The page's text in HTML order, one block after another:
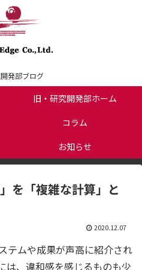
発部ブログ
旧・研究開発部ホーム
コラム
お知らせ
を「複雑な計算」と
2020.12.07
テムや成果が声高に紹介され
は、違和感を感じるものも少